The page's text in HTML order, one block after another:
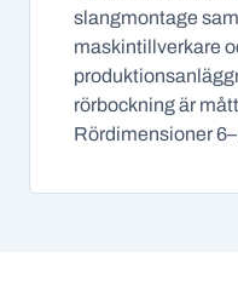
slangmontage
maskintillverkare
rörbockning är
Rördimensioner